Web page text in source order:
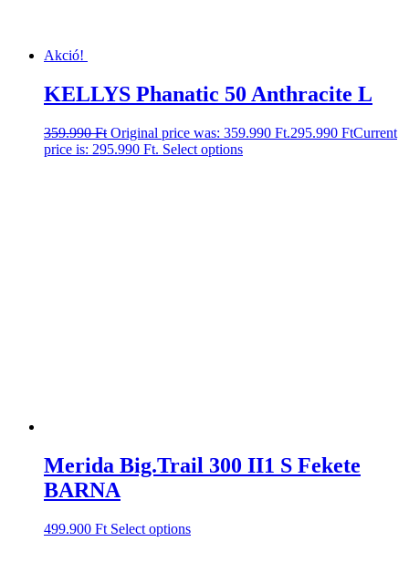
Akció!
KELLYS Phanatic 50 Anthracite L
359.990Ft Original price was: 359.990 Ft.295.990 FtCurrent
price is: 295.990 Ft. Select options
Merida Big.Trail 300 II1 S Fekete
BARNA
499.900 Ft Select options